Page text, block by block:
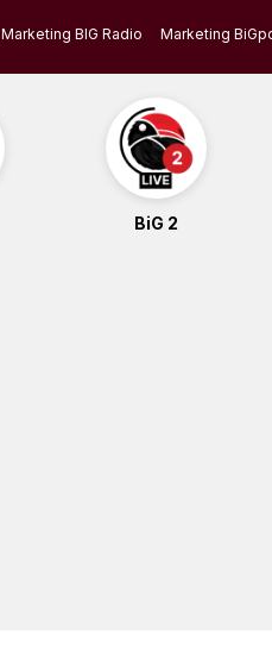
Marketing BIG Radio Marketing
BiG 2